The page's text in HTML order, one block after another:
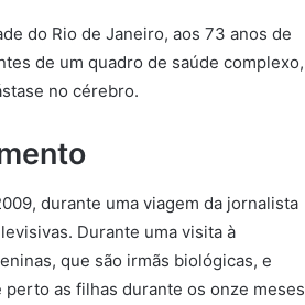
do Rio de Janeiro, aos 73 anos de
de um quadro de saúde complexo,
no cérebro.
durante uma viagem da jornalista
Durante uma visita à
que são irmãs biológicas, e
as filhas durante os onze meses